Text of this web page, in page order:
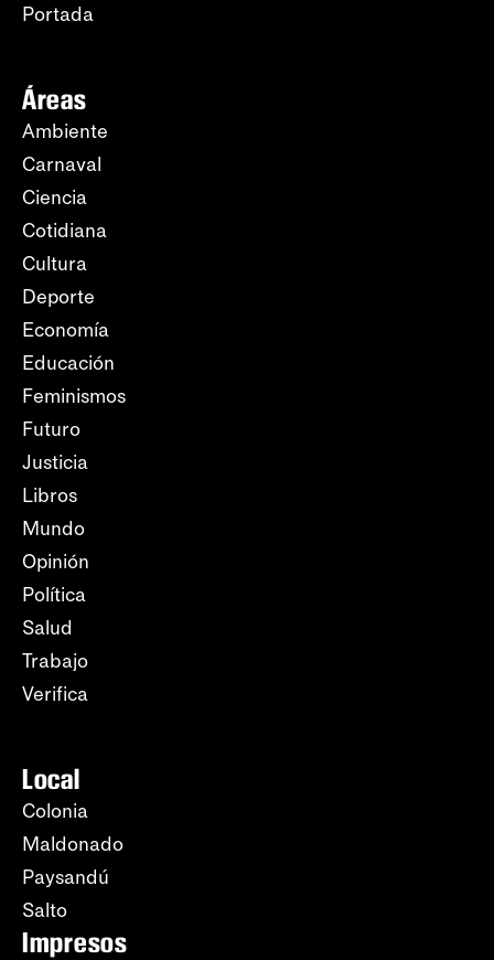
Portada
Áreas
Ambiente
Carnaval
Ciencia
Cotidiana
Cultura
Deporte
Economía
Educación
Feminismos
Futuro
Justicia
Libros
Mundo
Opinión
Política
Salud
Trabajo
Verifica
Local
Colonia
Maldonado
Paysandú
Salto
Impresos